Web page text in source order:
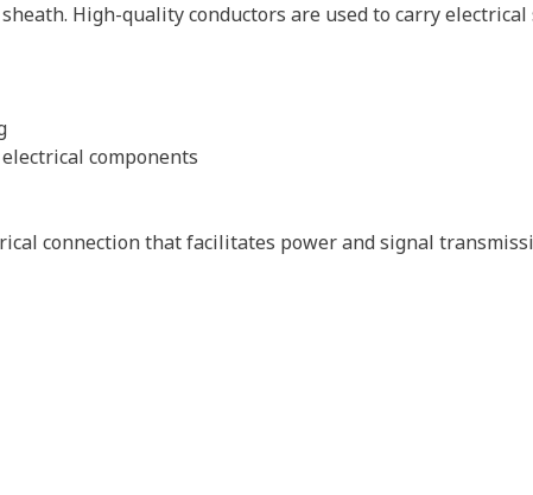
High-quality conductors are used to carry electrical
components
connection that facilitates power and signal